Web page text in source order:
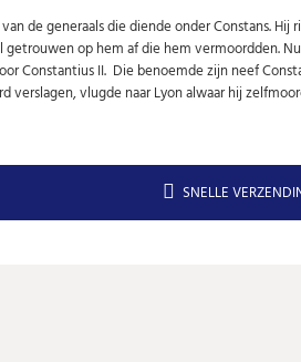
de generaals die diende onder Constans. Hij
op hem af die hem vermoordden.
Constantius II. Die benoemde zijn neef
verslagen, vlugde naar Lyon alwaar hij
SNELLE